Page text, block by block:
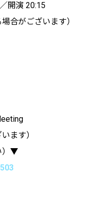
開演 20:15
合がございます）
ます）
）▼